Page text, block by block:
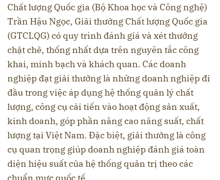
Chất lượng Quốc gia (Bộ Khoa học và Công nghệ)
Trần Hậu Ngọc, Giải thưởng Chất lượng Quốc gia
(GTCLQG) có quy trình đánh giá và xét thưởng
chặt chẽ, thống nhất dựa trên nguyên tắc công
khai, minh bạch và khách quan. Các doanh
nghiệp đạt giải thưởng là những doanh nghiệp đi
đầu trong việc áp dụng hệ thống quản lý chất
lượng, công cụ cải tiến vào hoạt động sản xuất,
kinh doanh, góp phần nâng cao năng suất, chất
lượng tại Việt Nam. Đặc biệt, giải thưởng là công
cụ quan trọng giúp doanh nghiệp đánh giá toàn
diện hiệu suất của hệ thống quản trị theo các